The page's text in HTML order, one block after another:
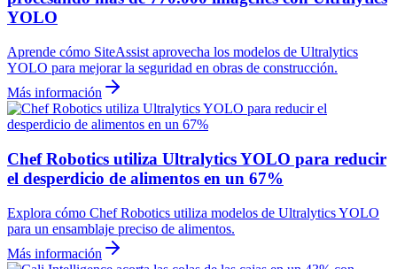
YOLO
Aprende cómo SiteAssist aprovecha los modelos de Ultralytics
YOLO para mejorar la seguridad en obras de construcción.
Más información
Chef Robotics utiliza Ultralytics YOLO para reducir
el desperdicio de alimentos en un 67%
Explora cómo Chef Robotics utiliza modelos de Ultralytics YOLO
para un ensamblaje preciso de alimentos.
Más información